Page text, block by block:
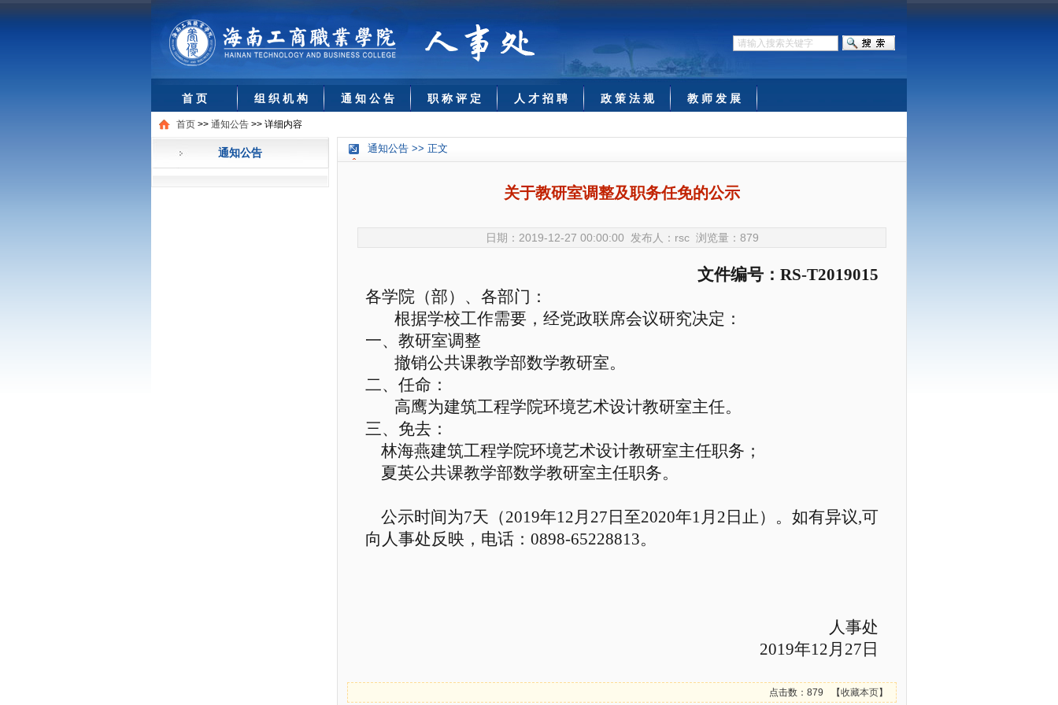
首 页 组 织 机 构 通 知 公 告 职 称 评 定 人 才 招 聘 政 策 法 规 教 师 发 展
首页 >> 通知公告 >> 详细内容
通知公告 通知公告 >> 正文
关于教研室调整及职务任免的公示
日期：2019-12-27 00:00:00 发布人：rsc 浏览量： 879
文件编号： RS-T2019015
各学院（部）、各部门：
根据学校工作需要，经党政联席会议研究决定：
一、 教研室调整
撤销公共课教学部数学教研室。
二、 任命：
高鹰为建筑工程学院环境艺术设计教研室主任。
三、 免去：
林海燕建筑工程学院环境艺术设计教研室主任职务；
夏英公共课教学部数学教研室主任职务。
公示时间为7天（2019年12月 27 日至2020年1月 2 日止）。如有异议,可
向人事处反映，电话： 0898-65228813。
人事处
2019年12月 27 日
点击数：879 【收藏本页】